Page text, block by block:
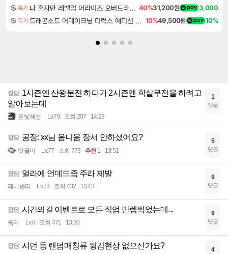
특가 나 혼자만 레벨업 어라이즈 오버드라이브 디럭스 에디션 Solo Leveling Arise Overdrive Deluxe Edition 40%31,200원 3,000
특가 드래곤소드 어웨이크닝 디럭스 에디션 DragonSword Awakening Deluxe Edition 10%49,500원 10%
잡담 1시즌엔 산왕분전 하다가 2시즌엔 학살무전을 하려고
알아보는데
은빛혜성 Lv.79 조회 207 14:23
1
댓글
잡담 공장: xx님 옴니움 장서 안하셨어요?
맛꿀마 Lv.77 조회 773 추천 1 13:51
5
댓글
잡담 얼라에 언데드좀 주라 제발
페니졸리 Lv.73 조회 432 13:43
9
댓글
잡담 시간의길 이벤트로 모든 직업 만렙찍었는데...
좀티 Lv.8 조회 471 13:30
9
댓글
잡담 시던 등 랜덤매칭류 튕김현상 없으신가요? 4